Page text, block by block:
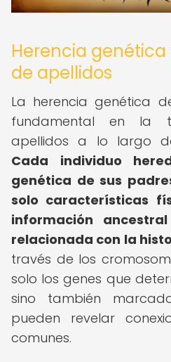
Herencia
de apellidos
La herencia genética
fundamental en la
apellidos a lo largo
Cada individuo
genética de sus
solo características
información
relacionada con la
través de los
solo los genes que
sino también
pueden revelar
comunes.